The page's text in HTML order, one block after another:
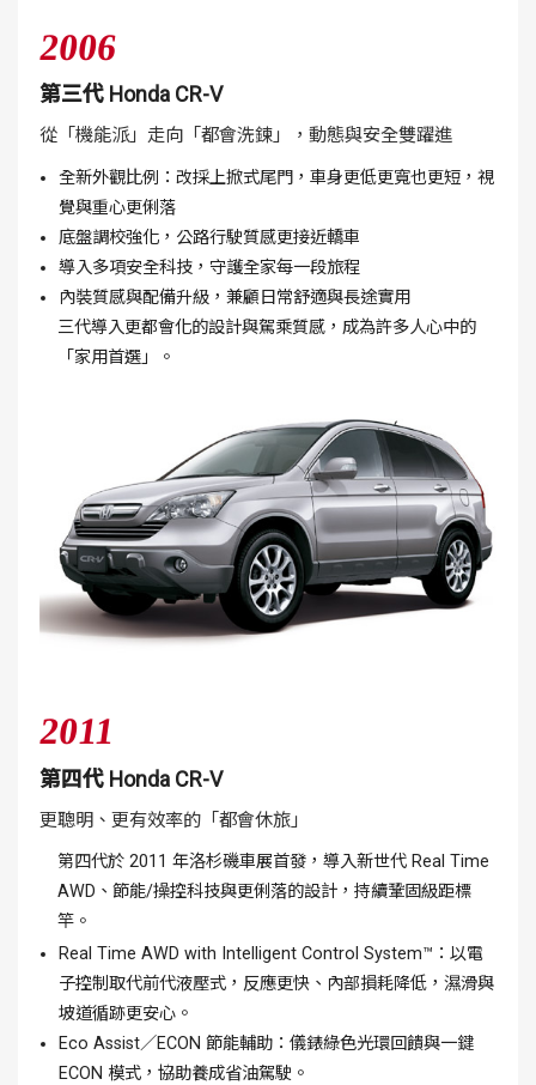
2006
第三代 Honda CR-V
從「機能派」走向「都會洗鍊」，動態與安全雙躍進
全新外觀比例：改採上掀式尾門，車身更低更寬也更短，視
覺與重心更俐落
底盤調校強化，公路行駛質感更接近轎車
導入多項安全科技，守護全家每一段旅程
內裝質感與配備升級，兼顧日常舒適與長途實用
三代導入更都會化的設計與駕乘質感，成為許多人心中的
「家用首選」。
2011
第四代 Honda CR-V
更聰明、更有效率的「都會休旅」
第四代於 2011 年洛杉磯車展首發，導入新世代 Real Time
AWD、節能/操控科技與更俐落的設計，持續鞏固級距標
竿。
Real Time AWD with Intelligent Control System™：以電
子控制取代前代液壓式，反應更快、內部損耗降低，濕滑與
坡道循跡更安心。
Eco Assist／ECON 節能輔助：儀錶綠色光環回饋與一鍵
ECON 模式，協助養成省油駕駛。